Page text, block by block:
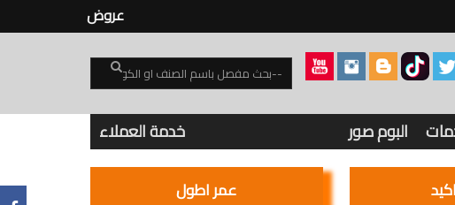
عروض
البوم صور خدمة العملاء
عمر اطول